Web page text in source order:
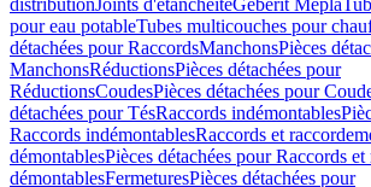
distributionJoints d'étanchéitéGeberit Mepla
pour eau potableTubes multicouches pour
détachées pour RaccordsManchonsPièces
ManchonsRéductionsPièces détachées pour
RéductionsCoudesPièces détachées pour
détachées pour TésRaccords indémontables
Raccords indémontablesRaccords et
démontablesPièces détachées pour Raccords et
démontablesFermeturesPièces détachées pour